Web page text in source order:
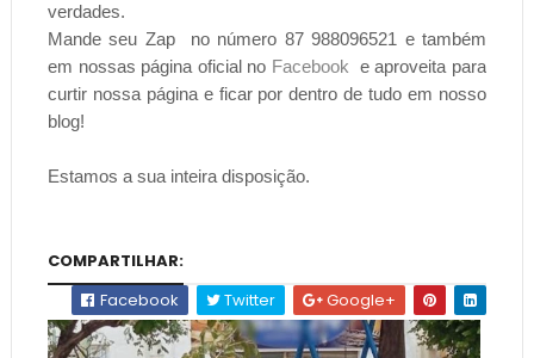
verdades.
Mande seu Zap no número 87 988096521 e também
em nossas página oficial no Facebook e aproveita para
curtir nossa página e ficar por dentro de tudo em nosso
blog!
Estamos a sua inteira disposição.
COMPARTILHAR:
Facebook
Twitter Google+